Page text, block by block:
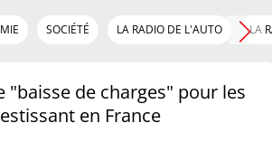
SOCIÉTÉ LA RADIO DE L'AUTO LA
"baisse de charges" pour les
en France